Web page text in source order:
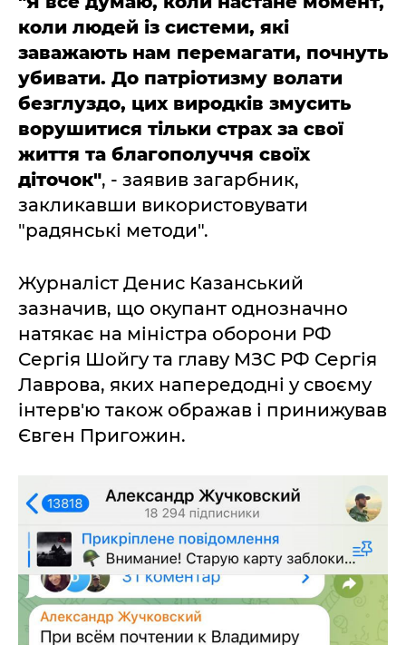
коли людей із системи, які
заважають нам перемагати, почнуть
убивати. До патріотизму волати
безглуздо, цих виродків змусить
ворушитися тільки страх за свої
життя та благополуччя своїх
діточок", - заявив загарбник,
закликавши використовувати
"радянські методи".
Журналіст Денис Казанський
зазначив, що окупант однозначно
натякає на міністра оборони РФ
Сергія Шойгу та главу МЗС РФ Сергія
Лаврова, яких напередодні у своєму
інтерв'ю також ображав і принижував
Євген Пригожин.